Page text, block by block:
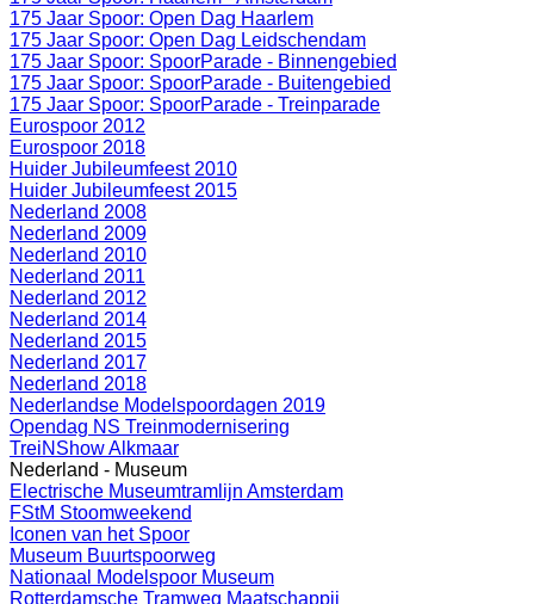
175 Jaar Spoor: Open Dag Haarlem
175 Jaar Spoor: Open Dag Leidschendam
175 Jaar Spoor: SpoorParade - Binnengebied
175 Jaar Spoor: SpoorParade - Buitengebied
175 Jaar Spoor: SpoorParade - Treinparade
Eurospoor 2012
Eurospoor 2018
Huider Jubileumfeest 2010
Huider Jubileumfeest 2015
Nederland 2008
Nederland 2009
Nederland 2010
Nederland 2011
Nederland 2012
Nederland 2014
Nederland 2015
Nederland 2017
Nederland 2018
Nederlandse Modelspoordagen 2019
Opendag NS Treinmodernisering
TreiNShow Alkmaar
Nederland - Museum
Electrische Museumtramlijn Amsterdam
FStM Stoomweekend
Iconen van het Spoor
Museum Buurtspoorweg
Nationaal Modelspoor Museum
Rotterdamsche Tramweg Maatschappij